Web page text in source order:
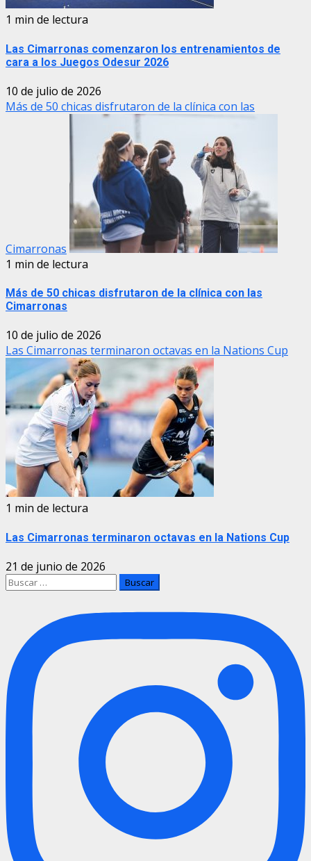
1 min de lectura
Las Cimarronas comenzaron los entrenamientos de
cara a los Juegos Odesur 2026
10 de julio de 2026
Más de 50 chicas disfrutaron de la clínica con las
Cimarronas
1 min de lectura
Más de 50 chicas disfrutaron de la clínica con las
Cimarronas
10 de julio de 2026
Las Cimarronas terminaron octavas en la Nations Cup
1 min de lectura
Las Cimarronas terminaron octavas en la Nations Cup
21 de junio de 2026
Buscar: